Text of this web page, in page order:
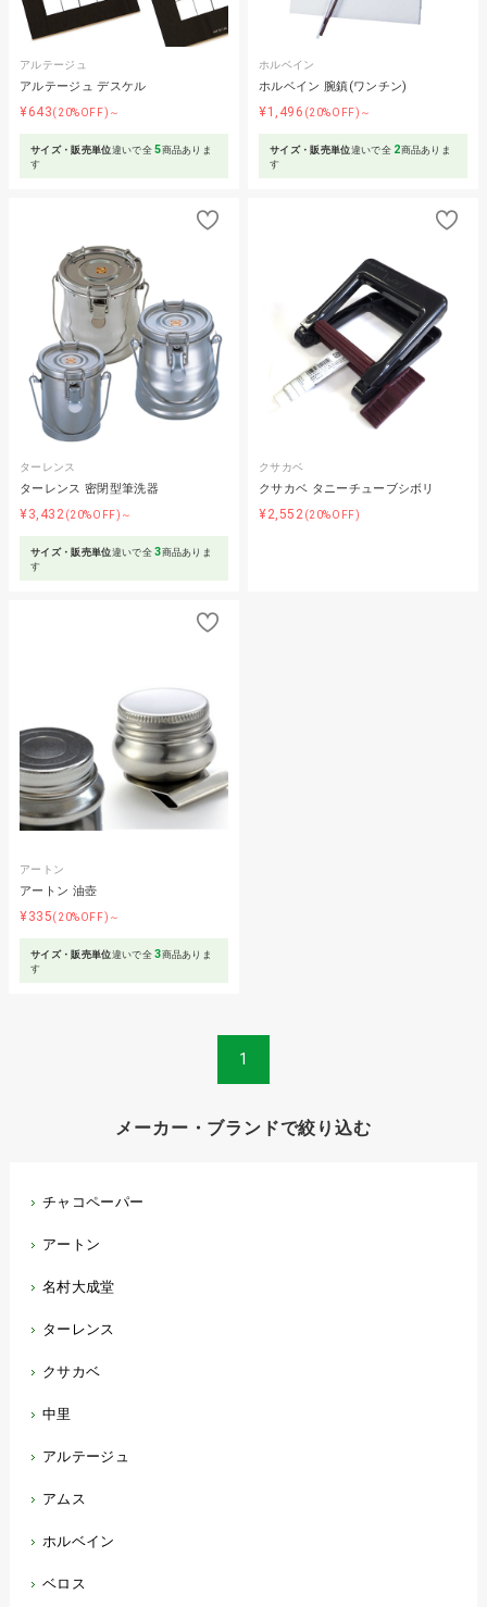
アルテージュ
アルテージュ デスケル
¥643(20%OFF)～
サイズ・販売単位違いで全5商品ありま
す
ホルベイン
ホルベイン 腕鎮(ワンチン)
¥1,496 (20%OFF)～
サイズ・販売単位違いで全 2商品ありま
す
ターレンス
ターレンス 密閉型筆洗器
¥3,432(20%OFF)～
サイズ・販売単位違いで全3商品ありま
す
クサカベ
クサカベ タニーチューブシボリ
¥2,552(20%OFF)
アートン
アートン 油壺
¥335(20%OFF)～
サイズ・販売単位違いで全3商品ありま
す
1
メーカー・ブランドで絞り込む
チャコペーパー
アートン
名村大成堂
ターレンス
クサカベ
中里
アルテージュ
アムス
ホルベイン
ベロス